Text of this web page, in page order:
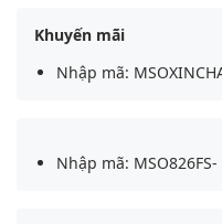
Khuyến mãi
Nhập mã:
Nhập mã: MSO826FS-